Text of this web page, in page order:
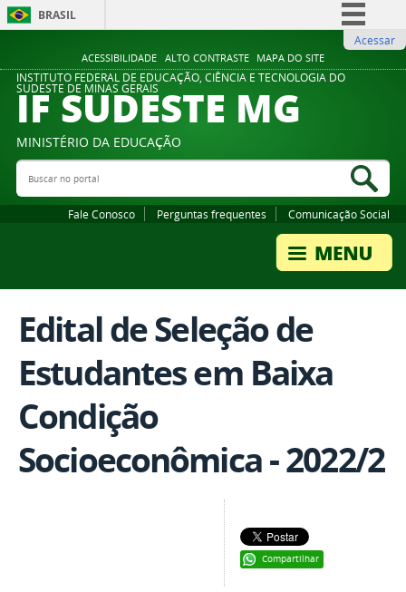
ACESSIBILIDADE ALTO CONTRASTE MAPA DO SITE
BRASIL
Comunica BR
Participe
Legislação
Acessar
INSTITUTO FEDERAL DE EDUCAÇÃO, CIÊNCIA E TECNOLOGIA DO
SUDESTE DE MINAS GERAIS
IF SUDESTE MG
MINISTÉRIO DA EDUCAÇÃO
Buscar no portal
Fale Conosco Perguntas frequentes Comunicação Social
Edital de Seleção de
Estudantes em Baixa
Condição
Socioeconômica - 2022/2
Compartilhar